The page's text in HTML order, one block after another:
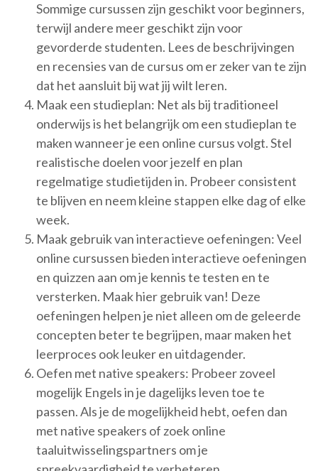
Sommige cursussen zijn geschikt voor beginners,
terwijl andere meer geschikt zijn voor
gevorderde studenten. Lees de beschrijvingen
en recensies van de cursus om er zeker van te zijn
dat het aansluit bij wat jij wilt leren.
Maak een studieplan: Net als bij traditioneel
onderwijs is het belangrijk om een studieplan te
maken wanneer je een online cursus volgt. Stel
realistische doelen voor jezelf en plan
regelmatige studietijden in. Probeer consistent
te blijven en neem kleine stappen elke dag of elke
week.
Maak gebruik van interactieve oefeningen: Veel
online cursussen bieden interactieve oefeningen
en quizzen aan om je kennis te testen en te
versterken. Maak hier gebruik van! Deze
oefeningen helpen je niet alleen om de geleerde
concepten beter te begrijpen, maar maken het
leerproces ook leuker en uitdagender.
Oefen met native speakers: Probeer zoveel
mogelijk Engels in je dagelijks leven toe te
passen. Als je de mogelijkheid hebt, oefen dan
met native speakers of zoek online
taaluitwisselingspartners om je